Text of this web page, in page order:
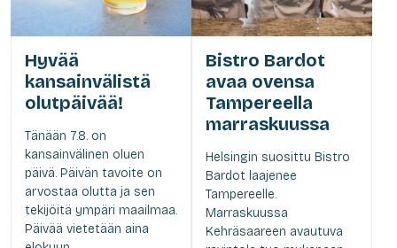
Hyvää
kansainvälistä
olutpäivää!
Tänään 7.8. on
kansainvälinen oluen
päivä. Päivän tavoite on
arvostaa olutta ja sen
tekijöitä ympäri maailmaa.
Päivää vietetään aina
Bistro Bardot
avaa ovensa
Tampereella
marraskuussa
Helsingin suosittu Bistro
Bardot laajenee
Tampereelle.
Marraskuussa
Kehräsaareen avautuva